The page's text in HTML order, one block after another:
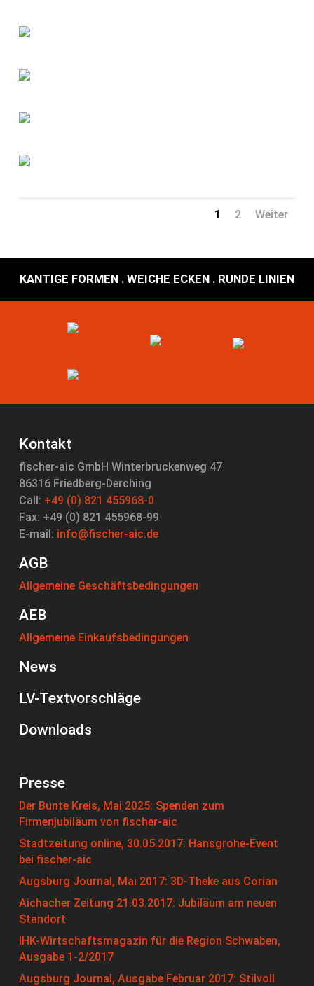
1 2 Weiter
KANTIGE FORMEN . WEICHE ECKEN . RUNDE LINIEN
Kontakt
fischer-aic GmbH Winterbruckenweg 47
86316 Friedberg-Derching
Call: +49 (0) 821 455968-0
Fax: +49 (0) 821 455968-99
E-mail: info@fischer-aic.de
AGB
Allgemeine Geschäftsbedingungen
AEB
Allgemeine Einkaufsbedingungen
News
LV-Textvorschläge
Downloads
Presse
Der Bunte Kreis, Mai 2025: Spenden zum
Firmenjubiläum von fischer-aic
Stadtzeitung online, 30.05.2017: Hansgrohe-Event
bei fischer-aic
Augsburg Journal, Mai 2017: 3D-Theke aus Corian
Aichacher Zeitung 21.03.2017: Jubiläum am neuen
Standort
IHK-Wirtschaftsmagazin für die Region Schwaben,
Ausgabe 1-2/2017
Augsburg Journal, Ausgabe Februar 2017: Stilvoll